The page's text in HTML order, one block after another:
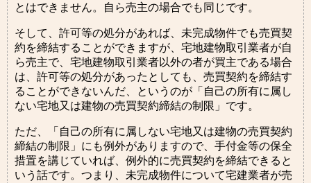
とはできません。自ら売主の場合でも同じです。
そして、許可等の処分があれば、未完成物件でも売買契
約を締結することができますが、宅地建物取引業者が自
ら売主で、宅地建物取引業者以外の者が買主である場合
は、許可等の処分があったとしても、売買契約を締結す
ることができないんだ、というのが「自己の所有に属し
ない宅地又は建物の売買契約締結の制限」です。
ただ、「自己の所有に属しない宅地又は建物の売買契約
締結の制限」にも例外がありますので、手付金等の保全
措置を講じていれば、例外的に売買契約を締結できると
いう話です。つまり、未完成物件について宅建業者が売